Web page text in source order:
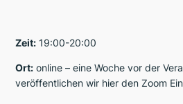
Zeit: 19:00-20:00
Ort: online – eine Woche vor der
veröffentlichen wir hier den Zoom